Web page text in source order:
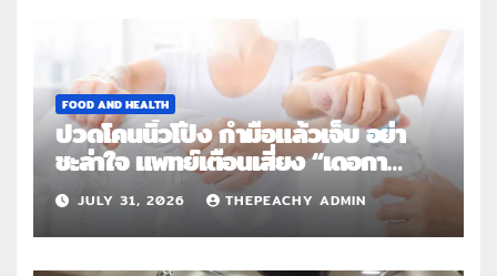
FOOD AND HEALTH
ปวดโคนนิ้วโป้ง กำมือแล้วเจ็บ อย่า
ชะล่าใจ แพทย์เตือนเสี่ยง “เดอกา
แวง” โรคปลอกหุ้มเอ็นอักเสบจากการ
ใช้งานซ้ำ
JULY 31, 2026 THEPEACHY ADMIN